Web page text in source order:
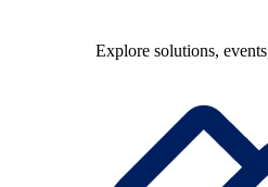
Explore solutions,